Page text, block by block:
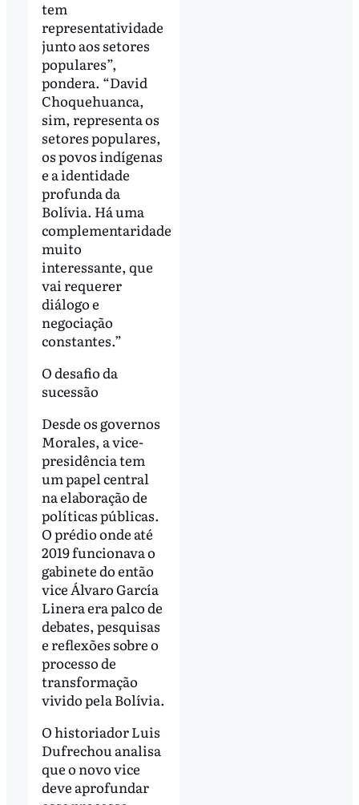
tem
representatividade
junto aos setores
populares”,
pondera. “David
Choquehuanca,
sim, representa os
setores populares,
os povos indígenas
e a identidade
profunda da
Bolívia. Há uma
complementaridade
muito
interessante, que
vai requerer
diálogo e
negociação
constantes.”
O desafio da
sucessão
Desde os governos
Morales, a vice-
presidência tem
um papel central
na elaboração de
políticas públicas.
O prédio onde até
2019 funcionava o
gabinete do então
vice Álvaro García
Linera era palco de
debates, pesquisas
e reflexões sobre o
processo de
transformação
vivido pela Bolívia.
O historiador Luis
Dufrechou analisa
que o novo vice
deve aprofundar